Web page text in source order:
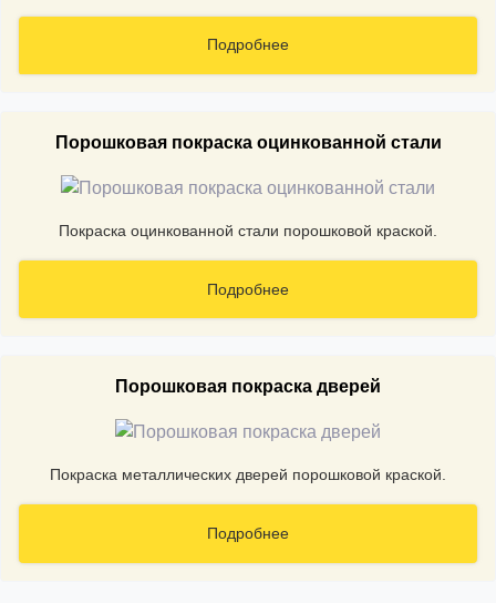
Подробнее
Порошковая покраска оцинкованной стали
Покраска оцинкованной стали порошковой краской.
Подробнее
Порошковая покраска дверей
Покраска металлических дверей порошковой краской.
Подробнее